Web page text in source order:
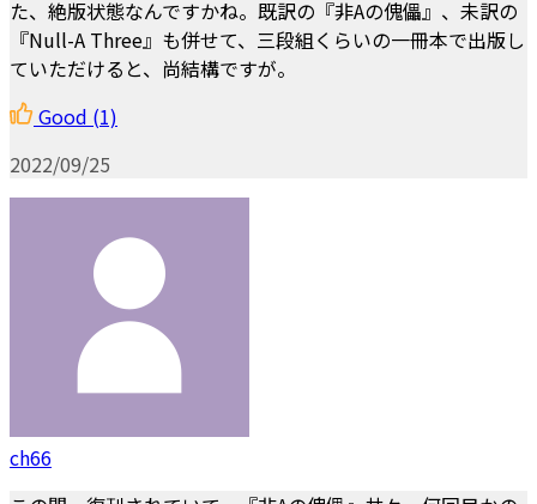
た、絶版状態なんですかね。既訳の『非Aの傀儡』、未訳の
『Null-A Three』も併せて、三段組くらいの一冊本で出版し
ていただけると、尚結構ですが。
Good (1)
2022/09/25
ch66